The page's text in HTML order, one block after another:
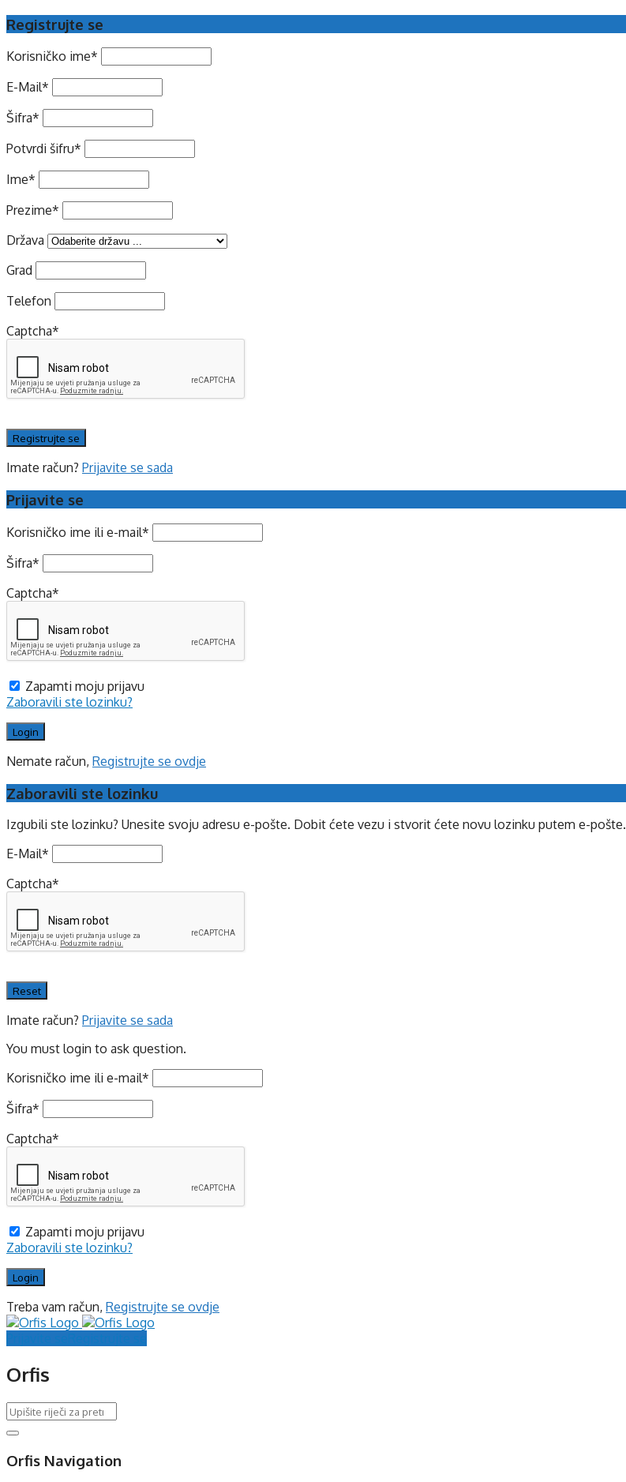
Registrujte se
Korisničko ime*
E-Mail*
Šifra*
Potvrdi šifru*
Ime*
Prezime*
Država
Grad
Telefon
Captcha*
Imate račun? Prijavite se sada
Prijavite se
Korisničko ime ili e-mail*
Šifra*
Captcha*
Zapamti moju prijavu
Zaboravili ste lozinku?
Nemate račun, Registrujte se ovdje
Zaboravili ste lozinku
Izgubili ste lozinku? Unesite svoju adresu e-pošte. Dobit ćete vezu i stvorit ćete novu lozinku putem e-pošte.
E-Mail*
Captcha*
Imate račun? Prijavite se sada
You must login to ask question.
Korisničko ime ili e-mail*
Šifra*
Captcha*
Zapamti moju prijavu
Zaboravili ste lozinku?
Treba vam račun, Registrujte se ovdje
Orfis
Orfis Navigation